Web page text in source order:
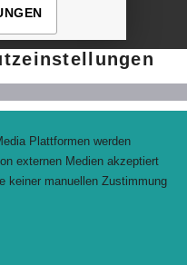
Plattformen werden
externen Medien akzeptiert
keiner manuellen Zustimmung